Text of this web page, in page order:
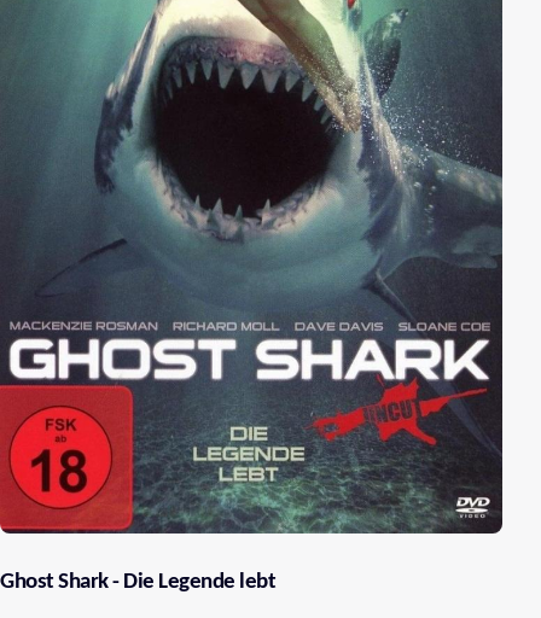
Ghost Shark - Die Legende lebt